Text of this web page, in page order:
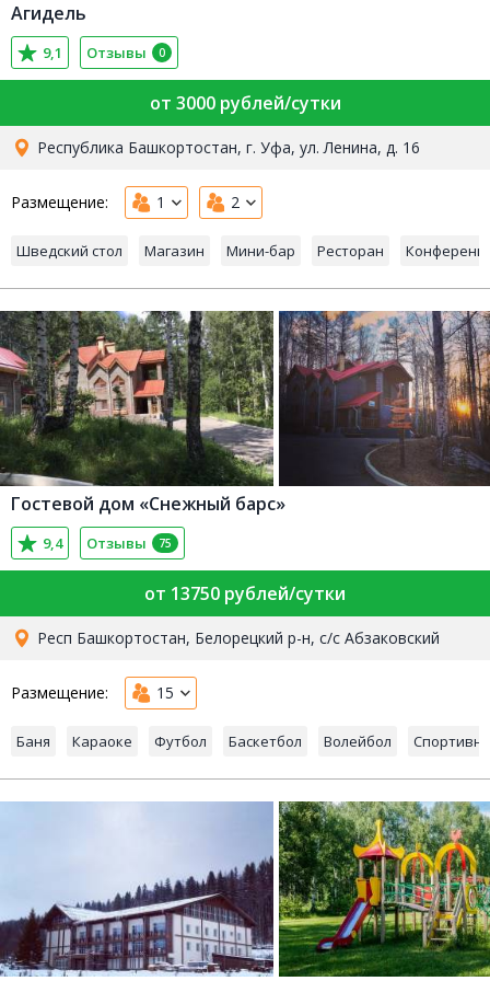
Агидель
9,1 Отзывы 0
от 3000 рублей/сутки
Республика Башкортостан, г. Уфа, ул. Ленина, д. 16
Размещение: 1 2
Шведский стол Магазин Мини-бар Ресторан
Гостевой дом «Снежный барс»
9,4 Отзывы 75
от 13750 рублей/сутки
Респ Башкортостан, Белорецкий р-н, с/с Абзаковский
Размещение: 15
Баня Караоке Футбол Баскетбол Волейбол